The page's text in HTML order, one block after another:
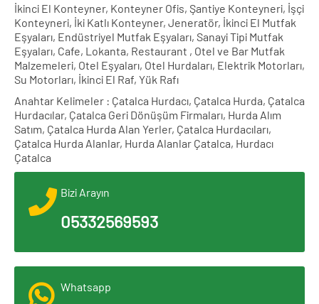
İkinci El Konteyner, Konteyner Ofis, Şantiye Konteyneri, İşçi
Konteyneri, İki Katlı Konteyner, Jeneratör, İkinci El Mutfak
Eşyaları, Endüstriyel Mutfak Eşyaları, Sanayi Tipi Mutfak
Eşyaları, Cafe, Lokanta, Restaurant , Otel ve Bar Mutfak
Malzemeleri, Otel Eşyaları, Otel Hurdaları, Elektrik Motorları,
Su Motorları, İkinci El Raf, Yük Rafı
Anahtar Kelimeler : Çatalca Hurdacı, Çatalca Hurda, Çatalca
Hurdacılar, Çatalca Geri Dönüşüm Firmaları, Hurda Alım
Satım, Çatalca Hurda Alan Yerler, Çatalca Hurdacıları,
Çatalca Hurda Alanlar, Hurda Alanlar Çatalca, Hurdacı
Çatalca
Bizi Arayın
05332569593
Whatsapp